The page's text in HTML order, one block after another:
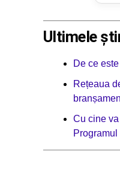
Ultimele
De ce
Rețeaua
Cu cine